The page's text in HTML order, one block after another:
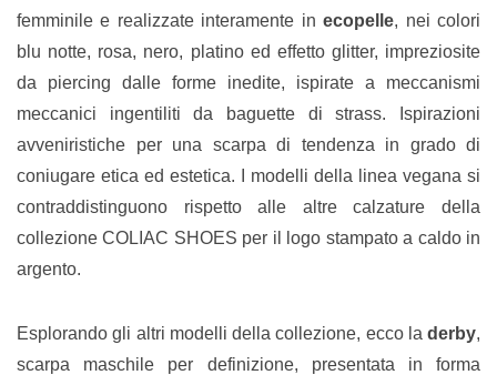
femminile e realizzate interamente inecopelle, nei colori
blu notte, rosa, nero, platino ed effetto glitter, impreziosite
da piercing dalle forme inedite, ispirate a meccanismi
meccanici ingentiliti da baguette di strass. Ispirazioni
avveniristiche per una scarpa di tendenza in grado di
coniugare etica ed estetica. I modelli della linea vegana si
contraddistinguono rispetto alle altre calzature della
collezione COLIAC SHOES per il logo stampato a caldo in
argento.
Esplorando gli altri modelli della collezione, ecco la derby,
scarpa maschile per definizione, presentata in forma